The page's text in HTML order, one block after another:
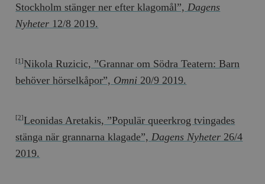
Stockholm stänger ner efter klagomål”, Dagens
Nyheter 12/8 2019.
[1]Nikola Ruzicic, ”Grannar om Södra Teatern: Barn
behöver hörselkåpor”, Omni 20/9 2019.
[2]Leonidas Aretakis, ”Populär queerkrog tvingades
stänga när grannarna klagade”, Dagens Nyheter 26/4
2019.